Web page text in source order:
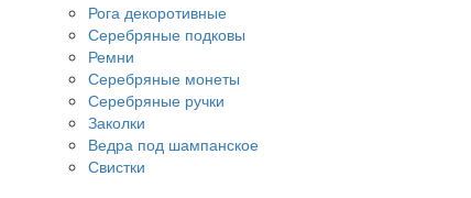
Рога декоротивные
Серебряные подковы
Ремни
Серебряные монеты
Серебряные ручки
Заколки
Ведра под шампанское
Свистки